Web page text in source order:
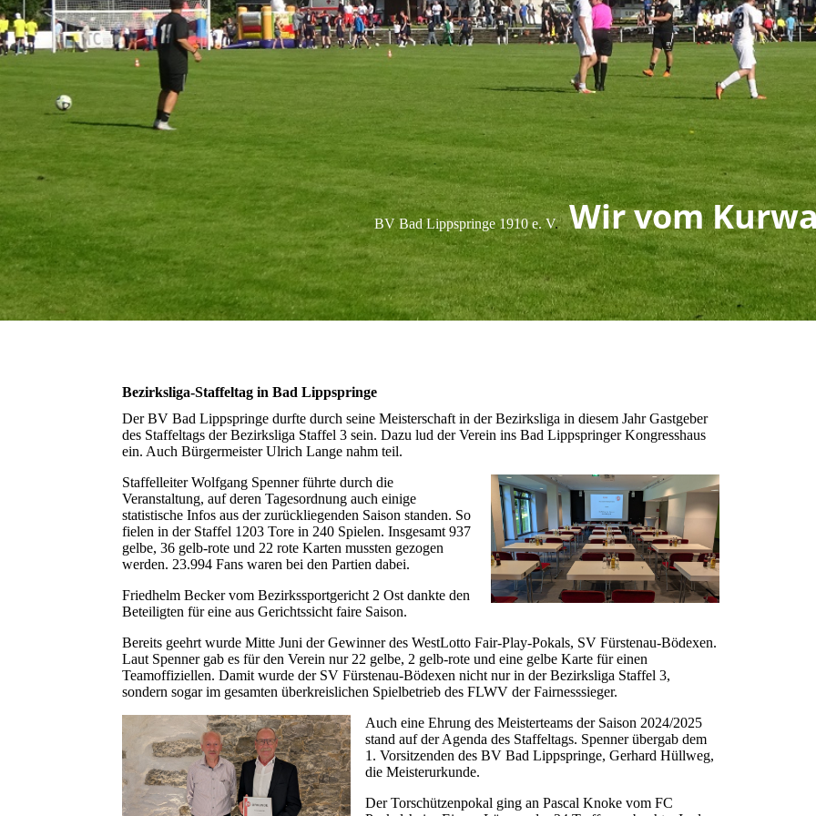
BV Bad Lippspringe 1910 e. V. Wir vom
Bezirksliga-Staffeltag in Bad Lippspringe
Der BV Bad Lippspringe durfte durch seine Meisterschaft in der Bezirksliga in diesem Jahr Gastgeber
des Staffeltags der Bezirksliga Staffel 3 sein. Dazu lud der Verein ins Bad Lippspringer Kongresshaus
ein. Auch Bürgermeister Ulrich Lange nahm teil.
Staffelleiter Wolfgang Spenner führte durch die
Veranstaltung, auf deren Tagesordnung auch einige
statistische Infos aus der zurückliegenden Saison standen. So
fielen in der Staffel 1203 Tore in 240 Spielen. Insgesamt 937
gelbe, 36 gelb-rote und 22 rote Karten mussten gezogen
werden. 23.994 Fans waren bei den Partien dabei.
Friedhelm Becker vom Bezirkssportgericht 2 Ost dankte den
Beteiligten für eine aus Gerichtssicht faire Saison.
Bereits geehrt wurde Mitte Juni der Gewinner des WestLotto Fair-Play-Pokals, SV Fürstenau-Bödexen.
Laut Spenner gab es für den Verein nur 22 gelbe, 2 gelb-rote und eine gelbe Karte für einen
Teamoffiziellen. Damit wurde der SV Fürstenau-Bödexen nicht nur in der Bezirksliga Staffel 3,
sondern sogar im gesamten überkreislichen Spielbetrieb des FLWV der Fairnesssieger.
Auch eine Ehrung des Meisterteams der Saison 2024/2025
stand auf der Agenda des Staffeltags. Spenner übergab dem
1. Vorsitzenden des BV Bad Lippspringe, Gerhard Hüllweg,
die Meisterurkunde.
Der Torschützenpokal ging an Pascal Knoke vom FC